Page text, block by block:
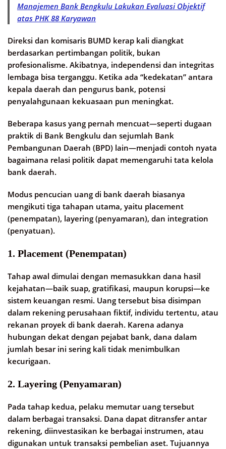
Manajemen Bank Bengkulu Lakukan Evaluasi Objektif
atas PHK 88 Karyawan
Direksi dan komisaris BUMD kerap kali diangkat
berdasarkan pertimbangan politik, bukan
profesionalisme. Akibatnya, independensi dan integritas
lembaga bisa terganggu. Ketika ada “kedekatan” antara
kepala daerah dan pengurus bank, potensi
penyalahgunaan kekuasaan pun meningkat.
Beberapa kasus yang pernah mencuat—seperti dugaan
praktik di Bank Bengkulu dan sejumlah Bank
Pembangunan Daerah (BPD) lain—menjadi contoh nyata
bagaimana relasi politik dapat memengaruhi tata kelola
bank daerah.
Modus pencucian uang di bank daerah biasanya
mengikuti tiga tahapan utama, yaitu placement
(penempatan), layering (penyamaran), dan integration
(penyatuan).
1. Placement (Penempatan)
Tahap awal dimulai dengan memasukkan dana hasil
kejahatan—baik suap, gratifikasi, maupun korupsi—ke
sistem keuangan resmi. Uang tersebut bisa disimpan
dalam rekening perusahaan fiktif, individu tertentu, atau
rekanan proyek di bank daerah. Karena adanya
hubungan dekat dengan pejabat bank, dana dalam
jumlah besar ini sering kali tidak menimbulkan
kecurigaan.
2. Layering (Penyamaran)
Pada tahap kedua, pelaku memutar uang tersebut
dalam berbagai transaksi. Dana dapat ditransfer antar
rekening, diinvestasikan ke berbagai instrumen, atau
digunakan untuk transaksi pembelian aset. Tujuannya